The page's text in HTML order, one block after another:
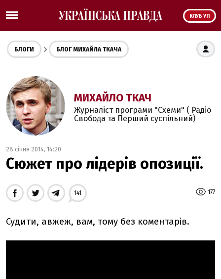
КЛУБ УП
БЛОГИ БЛОГ МИХАЙЛА ТКАЧА
МИХАЙЛО ТКАЧ
Журналіст програми "Схеми" ( Радіо
Свобода та Перший суспільний)
28 січня 2014, 14:20
Сюжет про лідерів опозиції.
177
141
Судити, авжеж, вам, тому без коментарів.